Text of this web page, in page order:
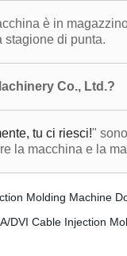
è in
stagione di punta.
Co., Ltd.?
tu ci riesci!"
la macchina e la